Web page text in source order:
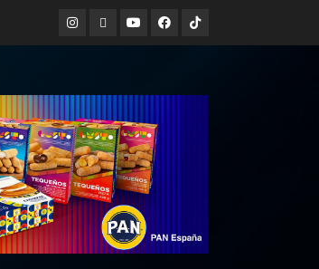
Instagram
X YoutubeFacebook
TikTok